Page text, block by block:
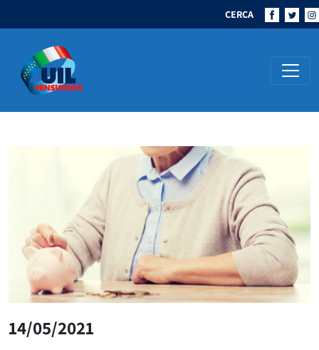
CERCA
Navigazione principale
14/05/2021